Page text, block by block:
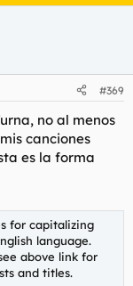
#369
no al menos
canciones
es la forma
for capitalizing
language.
above link for
and titles.